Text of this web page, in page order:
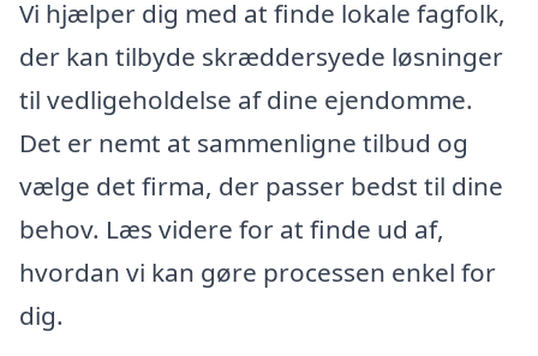
Vi hjælper dig med at finde lokale fagfolk,
der kan tilbyde skræddersyede løsninger
til vedligeholdelse af dine ejendomme.
Det er nemt at sammenligne tilbud og
vælge det firma, der passer bedst til dine
behov. Læs videre for at finde ud af,
hvordan vi kan gøre processen enkel for
dig.